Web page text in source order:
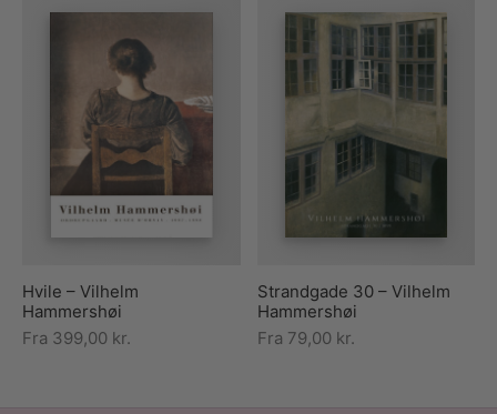
Hvile – Vilhelm
Hammershøi
Fra 399,00 kr.
Strandgade 30 – Vilhelm
Hammershøi
Fra 79,00 kr.